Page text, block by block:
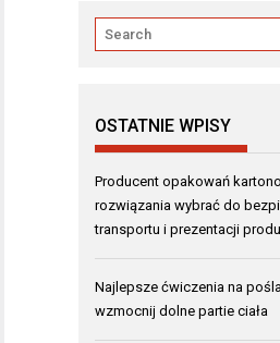
OSTATNIE WPISY
Producent opakowań
rozwiązania wybrać do
transportu i prezentacji
Najlepsze ćwiczenia na
wzmocnij dolne partie ciała